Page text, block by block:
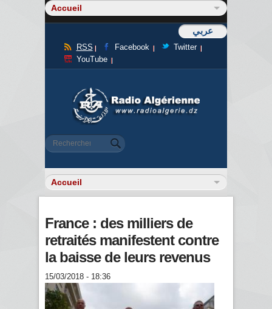
عربي
RSS Facebook
Twitter
YouTube
Formulaire de recherche
Rechercher
France : des milliers de
retraités manifestent contre
la baisse de leurs revenus
15/03/2018 - 18:36